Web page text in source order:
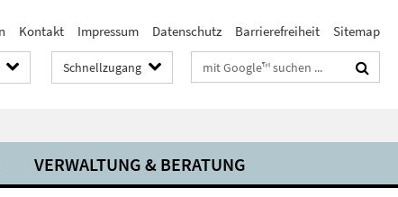
Kontakt Impressum Datenschutz Barrierefreiheit Sitemap
Schnellzugang Suchbegriffe
VERWALTUNG & BERATUNG